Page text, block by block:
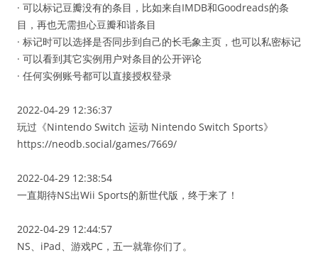
· 可以标记豆瓣没有的条目，比如来自IMDB和Goodreads的条
目，再也无需担心豆瓣和谐条目
· 标记时可以选择是否同步到自己的长毛象主页，也可以私密标记
· 可以看到其它实例用户对条目的公开评论
· 任何实例账号都可以直接授权登录
2022-04-29 12:36:37
玩过《Nintendo Switch 运动 Nintendo Switch Sports》
https://neodb.social/games/7669/
2022-04-29 12:38:54
一直期待NS出Wii Sports的新世代版，终于来了！
2022-04-29 12:44:57
NS、iPad、游戏PC，五一就靠你们了。